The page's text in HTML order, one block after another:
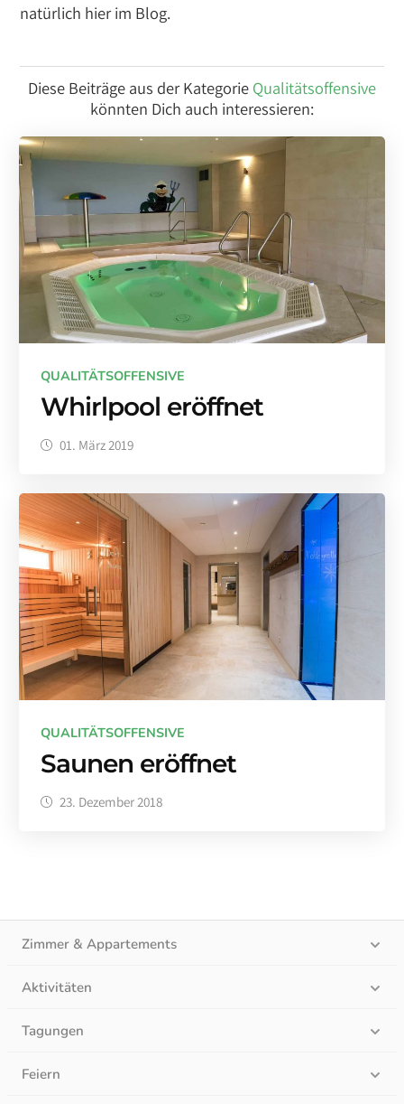
natürlich hier im Blog.
Diese Beiträge aus der Kategorie Qualitätsoffensive
könnten Dich auch interessieren:
QUALITÄTSOFFENSIVE
Whirlpool eröffnet
01. März 2019
QUALITÄTSOFFENSIVE
Saunen eröffnet
23. Dezember 2018
Zimmer & Appartements
Aktivitäten
Tagungen
Feiern